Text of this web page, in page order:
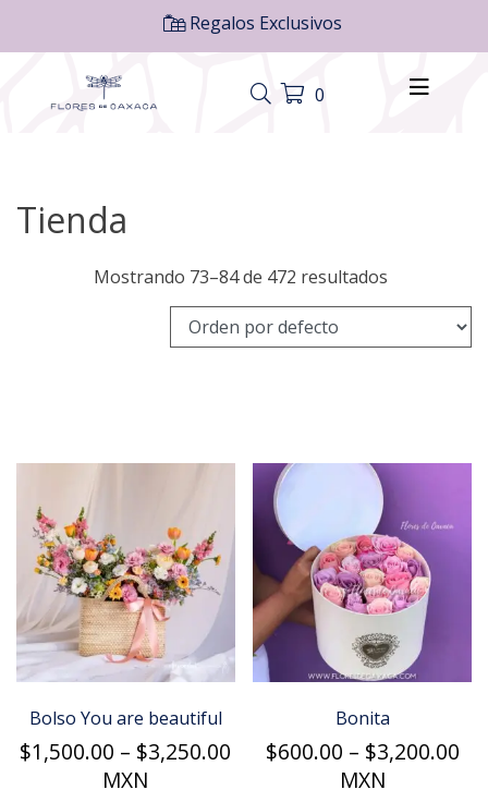
Regalos Exclusivos
0
Tienda
Mostrando 73–84 de 472 resultados
Bolso You are beautiful
$1,500.00 – $3,250.00 Price
MXN
Bonita
$600.00 – $3,200.00
MXN